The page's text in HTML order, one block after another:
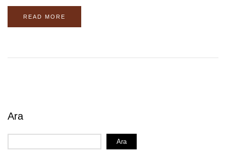
Ara
Ara
READ MORE